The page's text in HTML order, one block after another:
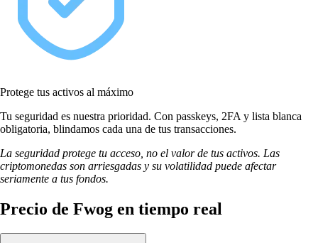
Protege tus activos al máximo
Tu seguridad es nuestra prioridad. Con passkeys, 2FA y lista blanca
obligatoria, blindamos cada una de tus transacciones.
La seguridad protege tu acceso, no el valor de tus activos. Las
criptomonedas son arriesgadas y su volatilidad puede afectar
seriamente a tus fondos.
Precio de Fwog en tiempo real